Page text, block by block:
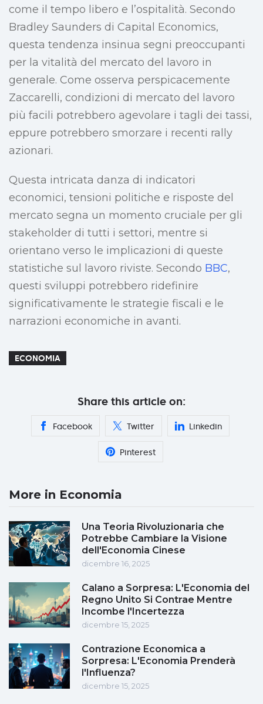
come il tempo libero e l’ospitalità. Secondo
Bradley Saunders di Capital Economics,
questa tendenza insinua segni preoccupanti
per la vitalità del mercato del lavoro in
generale. Come osserva perspicacemente
Zaccarelli, condizioni di mercato del lavoro
più facili potrebbero agevolare i tagli dei tassi,
eppure potrebbero smorzare i recenti rally
azionari.
Questa intricata danza di indicatori
economici, tensioni politiche e risposte del
mercato segna un momento cruciale per gli
stakeholder di tutti i settori, mentre si
orientano verso le implicazioni di queste
statistiche sul lavoro riviste. Secondo BBC,
questi sviluppi potrebbero ridefinire
significativamente le strategie fiscali e le
narrazioni economiche in avanti.
ECONOMIA
Share this article on:
Facebook Twitter Linkedin
Pinterest
More in Economia
Una Teoria Rivoluzionaria che
Potrebbe Cambiare la Visione
dell'Economia Cinese
dicembre 16, 2025
Calano a Sorpresa: L'Economia del
Regno Unito Si Contrae Mentre
Incombe l'Incertezza
dicembre 15, 2025
Contrazione Economica a
Sorpresa: L'Economia Prenderà
l'Influenza?
dicembre 15, 2025